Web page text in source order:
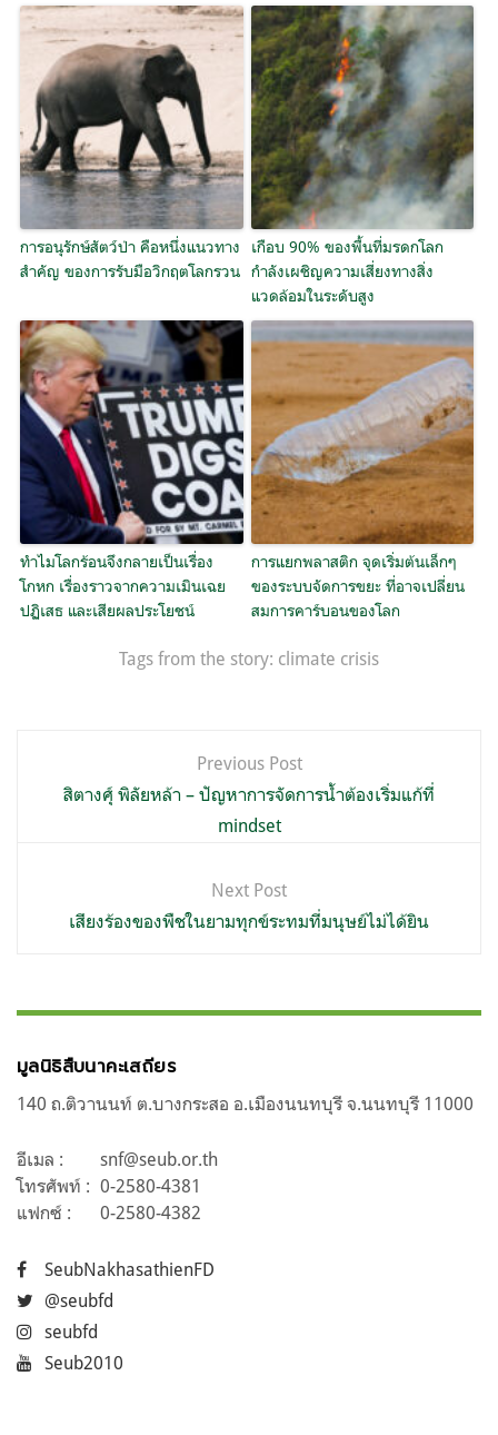
การอนุรักษ์สัตว์ป่า คือหนึ่งแนวทาง
สำคัญ ของการรับมือวิกฤตโลกรวน
เกือบ 90% ของพื้นที่มรดกโลก
กำลังเผชิญความเสี่ยงทางสิ่ง
แวดล้อมในระดับสูง
ทำไมโลกร้อนจึงกลายเป็นเรื่อง
โกหก เรื่องราวจากความเมินเฉย
ปฏิเสธ และเสียผลประโยชน์
การแยกพลาสติก จุดเริ่มต้นเล็กๆ
ของระบบจัดการขยะ ที่อาจเปลี่ยน
สมการคาร์บอนของโลก
Tags from the story: climate crisis
เรื่อง
Previous Post
สิตางศุ์ พิลัยหล้า – ปัญหาการจัดการน้ำต้องเริ่มแก้ที่
mindset
Next Post
เสียงร้องของพืชในยามทุกข์ระทมที่มนุษย์ไม่ได้ยิน
มูลนิธิสืบนาคะเสถียร
140 ถ.ติวานนท์ ต.บางกระสอ อ.เมืองนนทบุรี จ.นนทบุรี 11000
อีเมล :
snf@seub.or.th
โทรศัพท์ : 0-2580-4381
แฟกซ์ :
0-2580-4382
SeubNakhasathienFD
@seubfd
seubfd
Seub2010